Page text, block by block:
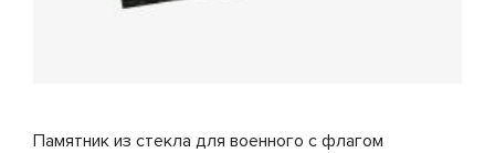
Памятник из стекла для военного с флагом